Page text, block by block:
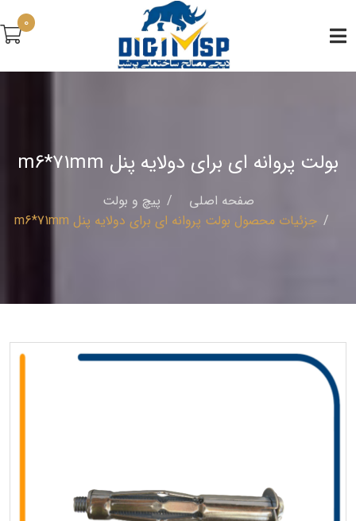
0
بولت پروانه ای برای دولایه پنل m6*71mm
صفحه اصلی
پيچ و بولت
جزئیات محصول بولت پروانه ای برای دولایه پنل m6*71mm